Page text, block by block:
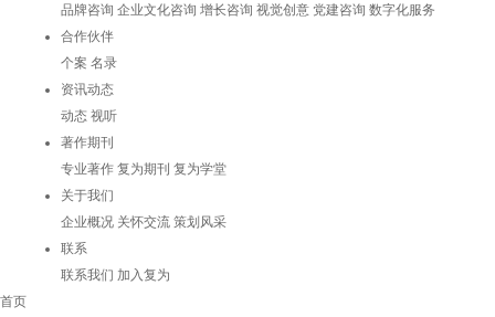
品牌咨询 企业文化咨询 增长咨询 视觉创意 党建咨询 数字化服务
合作伙伴
个案 名录
资讯动态
动态 视听
著作期刊
专业著作 复为期刊 复为学堂
关于我们
企业概况 关怀交流 策划风采
联系
联系我们 加入复为
首页